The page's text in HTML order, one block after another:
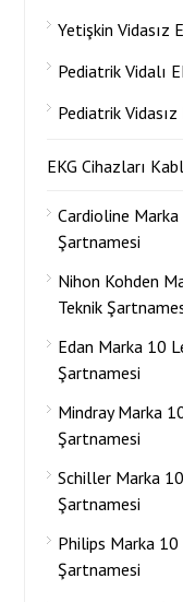
Yetişkin Vidasız
Pediatrik Vidalı
Pediatrik
EKG Cihazları
Cardioline
Şartnamesi
Nihon Kohden
Teknik
Edan Marka 10
Şartnamesi
Mindray Marka
Şartnamesi
Schiller Marka
Şartnamesi
Philips Marka 10
Şartnamesi